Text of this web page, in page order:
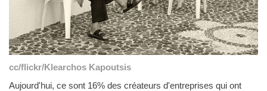
cc/flickr/Klearchos Kapoutsis
Aujourd'hui, ce sont 16% des créateurs d'entreprises qui ont